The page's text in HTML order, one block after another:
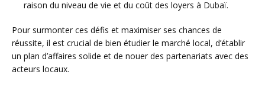
raison du niveau de vie et du coût des loyers à Dubaï.
Pour surmonter ces défis et maximiser ses chances de
réussite, il est crucial de bien étudier le marché local, d’établir
un plan d’affaires solide et de nouer des partenariats avec des
acteurs locaux.